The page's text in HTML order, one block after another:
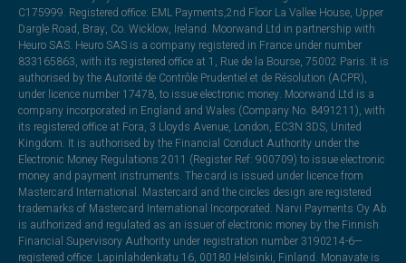
C175999. Registered office: EML Payments,2nd Floor La Vallee House, Upper
Dargle Road, Bray, Co. Wicklow, Ireland. Moorwand Ltd in partnership with
Heuro SAS. Heuro SAS is a company registered in France under number
833165863, with its registered office at 1, Rue de la Bourse, 75002 Paris. It is
authorised by the Autorité de Contrôle Prudentiel et de Résolution (ACPR),
under licence number 17478, to issue electronic money. Moorwand Ltd is a
company incorporated in England and Wales (Company No. 8491211), with
its registered office at Fora, 3 Lloyds Avenue, London, EC3N 3DS, United
Kingdom. It is authorised by the Financial Conduct Authority under the
Electronic Money Regulations 2011 (Register Ref: 900709) to issue electronic
money and payment instruments. The card is issued under licence from
Mastercard International. Mastercard and the circles design are registered
trademarks of Mastercard International Incorporated. Narvi Payments Oy Ab
is authorized and regulated as an issuer of electronic money by the Finnish
Financial Supervisory Authority under registration number 3190214-6—
registered office: Lapinlahdenkatu 16, 00180 Helsinki, Finland. Monavate is